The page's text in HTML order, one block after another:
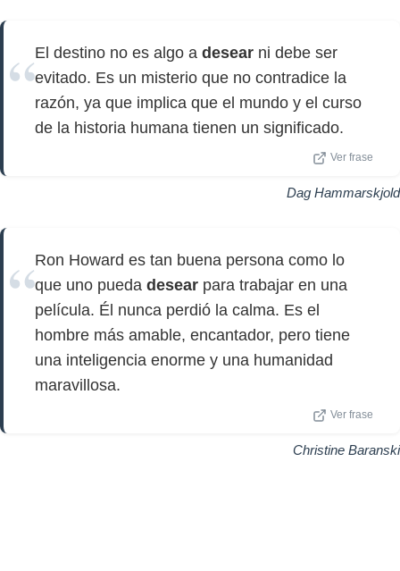
El destino no es algo a desear ni debe ser
evitado. Es un misterio que no contradice la
razón, ya que implica que el mundo y el curso
de la historia humana tienen un significado.
Ver frase
Dag Hammarskjold
Ron Howard es tan buena persona como lo
que uno pueda desear para trabajar en una
película. Él nunca perdió la calma. Es el
hombre más amable, encantador, pero tiene
una inteligencia enorme y una humanidad
maravillosa.
Ver frase
Christine Baranski